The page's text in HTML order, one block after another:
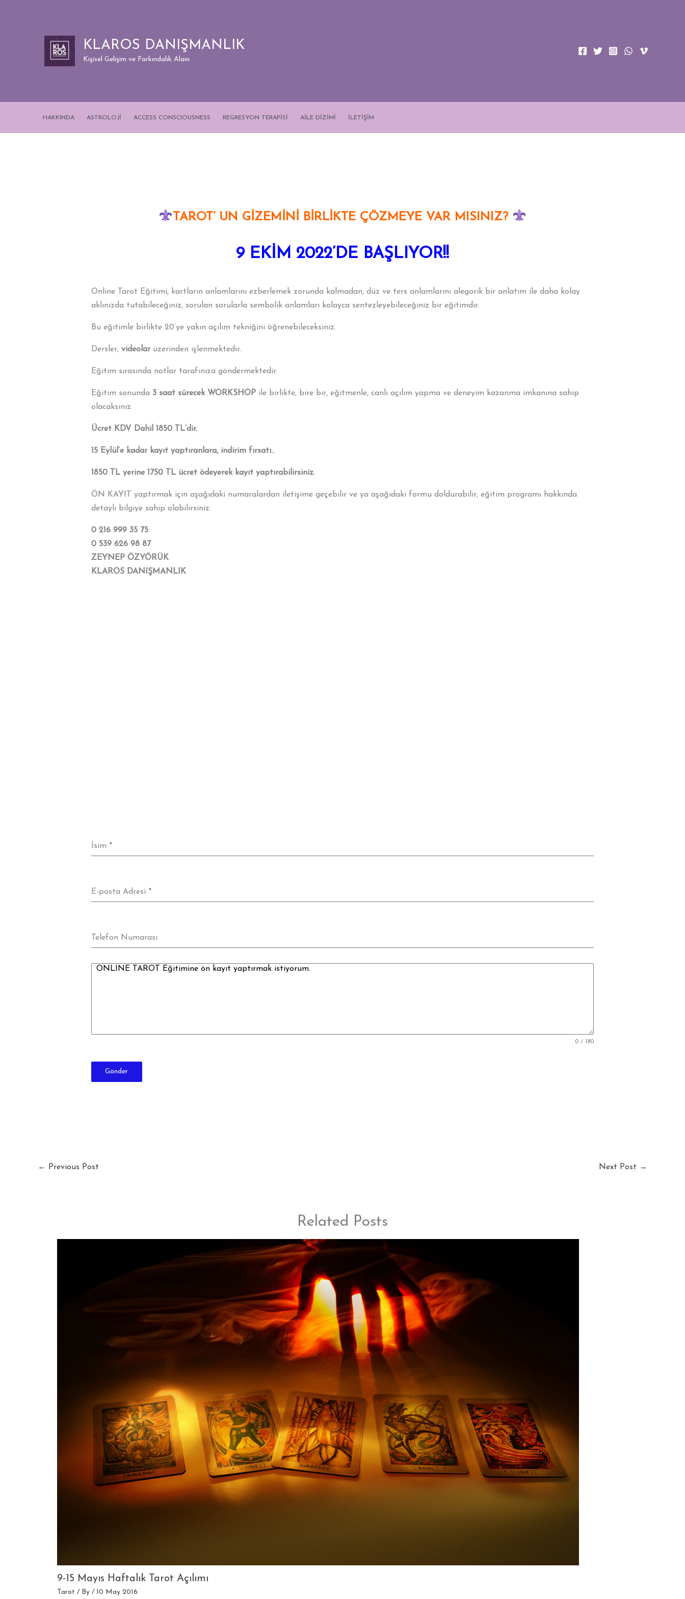
KLAROS DANIŞMANLIK
Kişisel Gelişim ve Farkındalık Alanı
HAKKINDA ASTROLOJİ ACCESS CONSCIOUSNESS REGRESYON TERAPİSİ AİLE DİZİMİ İLETİŞİM
TAROT’ UN GİZEMİNİ BİRLİKTE ÇÖZMEYE VAR MISINIZ?
9 EKİM 2022’DE BAŞLIYOR!!
Online Tarot Eğitimi, kartların anlamlarını ezberlemek zorunda kalmadan, düz ve ters anlamlarını alegorik bir anlatım ile daha kolay
aklınızda tutabileceğiniz, sorulan sorularla sembolik anlamları kolayca sentezleyebileceğiniz bir eğitimdir.
Bu eğitimle birlikte 20’ye yakın açılım tekniğini öğrenebileceksiniz.
Dersler, videolarüzerinden işlenmektedir..
Eğitim sırasında notlar tarafınıza göndermektedir.
Eğitim sonunda 3 saat sürecek WORKSHOPile birlikte, bire bir, eğitmenle, canlı açılım yapma ve deneyim kazanma imkanına sahip
olacaksınız.
Ücret KDV Dahil 1850 TL’dir.
15 Eylül’e kadar kayıt yaptıranlara, indirim fırsatı..
1850 TL yerine 1750 TL ücret ödeyerek kayıt yaptırabilirsiniz.
ÖN KAYIT yaptırmak için aşağıdaki numaralardan iletişime geçebilir ve ya aşağıdaki formu doldurabilir, eğitim programı hakkında
detaylı bilgiye sahip olabilirsiniz.
0 216 999 35 75
0 539 626 98 87
ZEYNEP ÖZYÖRÜK
KLAROS DANIŞMANLIK
İsim *
E-posta Adresi *
Telefon Numarası
0 / 180
Gönder
← Previous Post Next Post →
Related Posts
9-15 Mayıs Haftalık Tarot Açılımı
Tarot / By / 10 May 2016